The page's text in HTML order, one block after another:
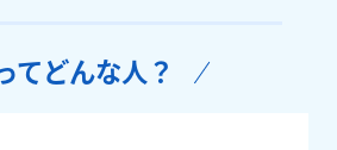
てどんな人？